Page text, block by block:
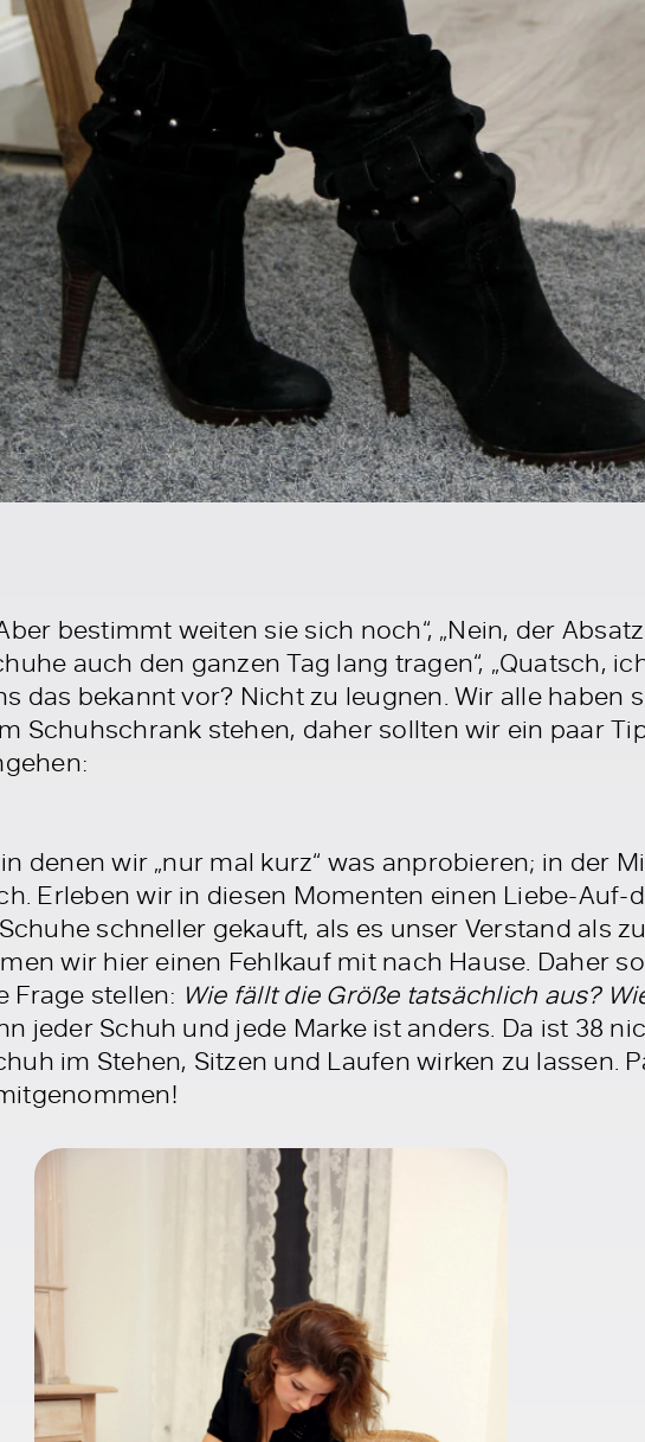
bestimmt weiten sie sich noch“, „Nein, der
auch den ganzen Tag lang tragen“, „Quatsch,
das bekannt vor? Nicht zu leugnen. Wir alle haben
Schuhschrank stehen, daher sollten wir ein paar
denen wir „nur mal kurz“ was anprobieren; in der
Erleben wir in diesen Momenten einen Liebe-Auf-
schneller gekauft, als es unser Verstand als
wir hier einen Fehlkauf mit nach Hause. Daher
Frage stellen: Wie fällt die Größe tatsächlich aus?
jeder Schuh und jede Marke ist anders. Da ist 38
im Stehen, Sitzen und Laufen wirken zu lassen.